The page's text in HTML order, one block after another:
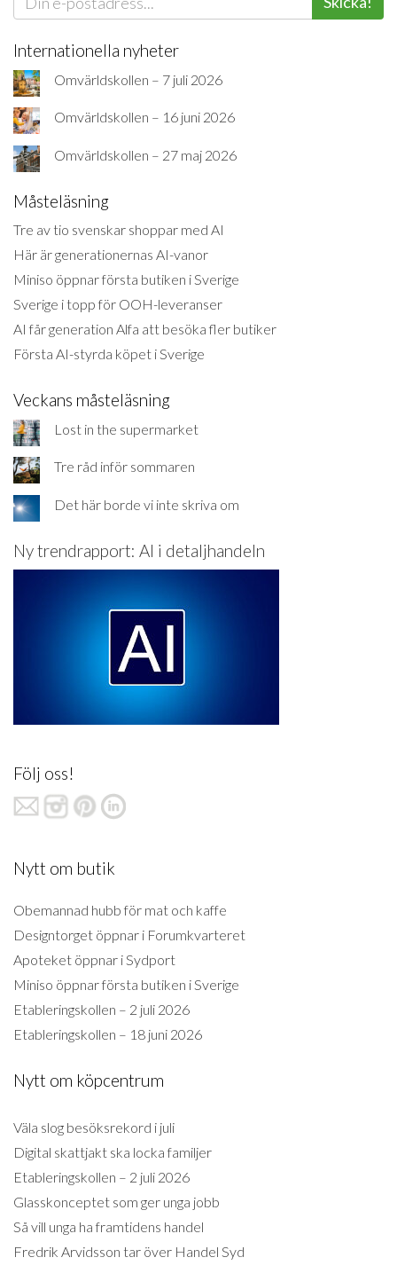
Internationella nyheter
Omvärldskollen – 7 juli 2026
Omvärldskollen – 16 juni 2026
Omvärldskollen – 27 maj 2026
Måsteläsning
Tre av tio svenskar shoppar med AI
Här är generationernas AI-vanor
Miniso öppnar första butiken i Sverige
Sverige i topp för OOH-leveranser
AI får generation Alfa att besöka fler butiker
Första AI-styrda köpet i Sverige
Veckans måsteläsning
Lost in the supermarket
Tre råd inför sommaren
Det här borde vi inte skriva om
Ny trendrapport: AI i detaljhandeln
Följ oss!
Nytt om butik
Obemannad hubb för mat och kaffe
Designtorget öppnar i Forumkvarteret
Apoteket öppnar i Sydport
Miniso öppnar första butiken i Sverige
Etableringskollen – 2 juli 2026
Etableringskollen – 18 juni 2026
Nytt om köpcentrum
Väla slog besöksrekord i juli
Digital skattjakt ska locka familjer
Etableringskollen – 2 juli 2026
Glasskonceptet som ger unga jobb
Så vill unga ha framtidens handel
Fredrik Arvidsson tar över Handel Syd